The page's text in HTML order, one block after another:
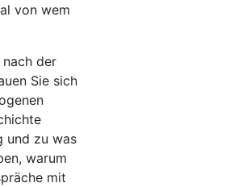
von wem
nach der
Sie sich
und zu was
warum
mit